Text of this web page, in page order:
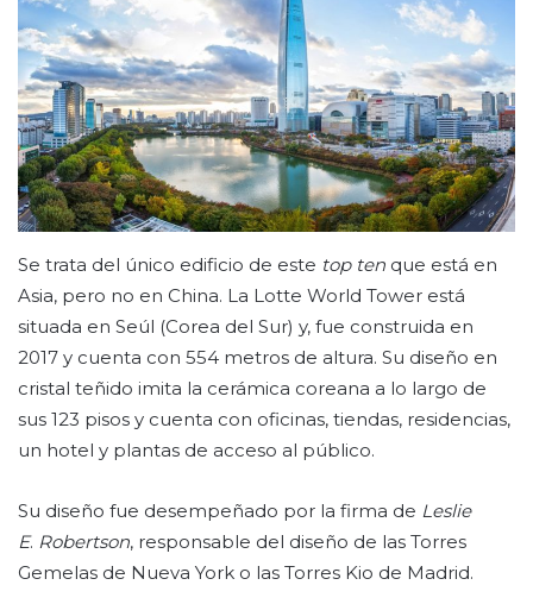
Se trata del único edificio de este top ten que está en
Asia, pero no en China. La Lotte World Tower está
situada en Seúl (Corea del Sur) y, fue construida en
2017 y cuenta con 554 metros de altura. Su diseño en
cristal teñido imita la cerámica coreana a lo largo de
sus 123 pisos y cuenta con oficinas, tiendas, residencias,
un hotel y plantas de acceso al público.
Su diseño fue desempeñado por la firma de Leslie
E. Robertson, responsable del diseño de las Torres
Gemelas de Nueva York o las Torres Kio de Madrid.